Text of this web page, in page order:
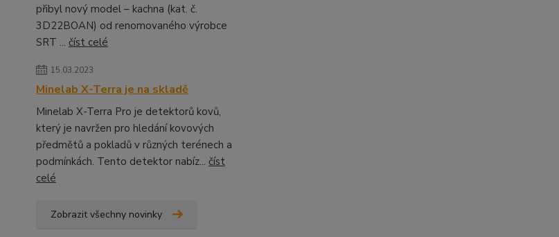
přibyl nový model – kachna (kat. č.
3D22BOAN) od renomovaného výrobce
SRT ... číst celé
15.03.2023
Minelab X-Terra je na skladě
Minelab X-Terra Pro je detektorů kovů,
který je navržen pro hledání kovových
předmětů a pokladů v různých terénech a
podmínkách. Tento detektor nabíz... číst
celé
Zobrazit všechny novinky